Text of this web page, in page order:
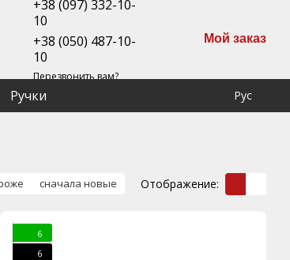
+38 (097) 332-10-
10
+38 (050) 487-10-
10
Перезвонить вам?
Мой заказ
Ручки Рус
сначала новые Отображение:
6
6